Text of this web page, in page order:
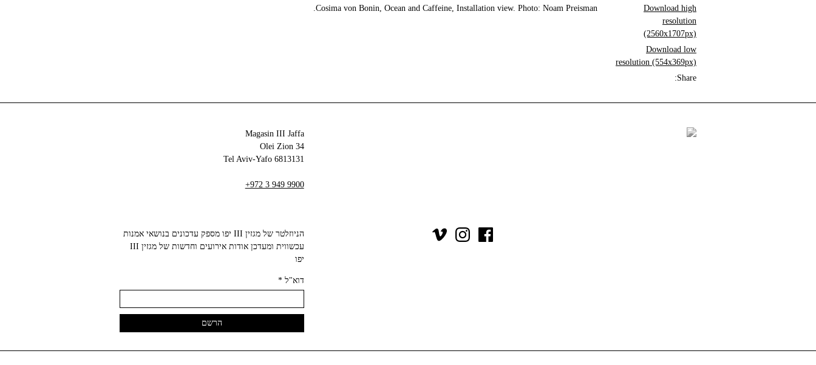
Cosima von Bonin, Ocean and Caffeine, Installation view. Photo: Noam Preisman.
Download high
resolution
(2560x1707px)
Download low
resolution (554x369px)
Share:
Magasin III Jaffa
34 Olei Zion
6813131 Tel Aviv-Yafo
+972 3 949 9900
הניוזלטר של מגזין III יפו מספק עדכונים בנושאי אמנות
עכשווית ומעדכן אודות אירועים וחדשות של מגזין III
יפו‬
דוא"ל*